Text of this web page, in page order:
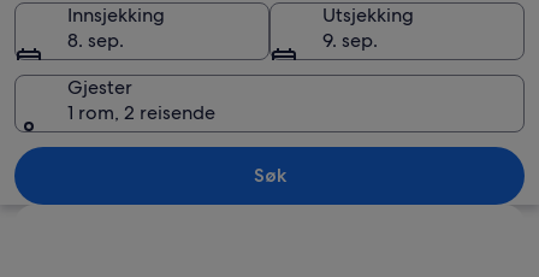
Innsjekking
8. sep.
Utsjekking
9. sep.
Gjester
1 rom, 2 reisende
Søk